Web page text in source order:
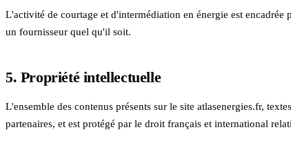
L'activité de courtage et d'intermédiation en énergie est encadrée
un fournisseur quel qu'il soit.
5. Propriété intellectuelle
L'ensemble des contenus présents sur le site atlasenergies.fr,
partenaires, et est protégé par le droit français et international